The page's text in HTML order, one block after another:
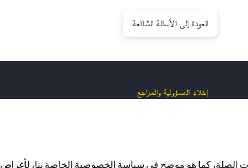
العودة إلى الأسئلة الشائعة
إخلاء المسؤولية والمراجع
الصلة، كما هو موضح في سياسة الخصوصية الخاصة بنا، لأغراض